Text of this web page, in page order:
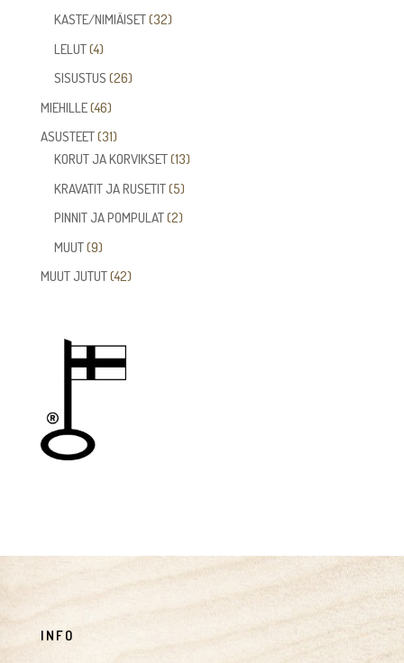
tuotetta
KASTE/NIMIÄISET 3232
LELUT 44
tuotetta
SISUSTUS 2626
MIEHILLE 4646
tuotetta
ASUSTEET 3131
tuotetta
KORUT JA KORVIKSET 1313
KRAVATIT JA RUSETIT 55
tuotetta
PINNIT JA POMPULAT 22
MUUT 99
tuotetta
MUUT JUTUT 4242
INFO